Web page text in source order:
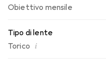
Obiettivo mensile
Tipo di lente
Torico i